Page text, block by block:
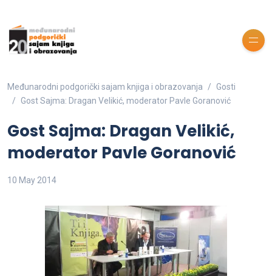
Međunarodni podgorički sajam knjiga i obrazovanja
Gosti
Gost Sajma: Dragan Velikić, moderator Pavle Goranović
Gost Sajma: Dragan Velikić,
moderator Pavle Goranović
10 May 2014